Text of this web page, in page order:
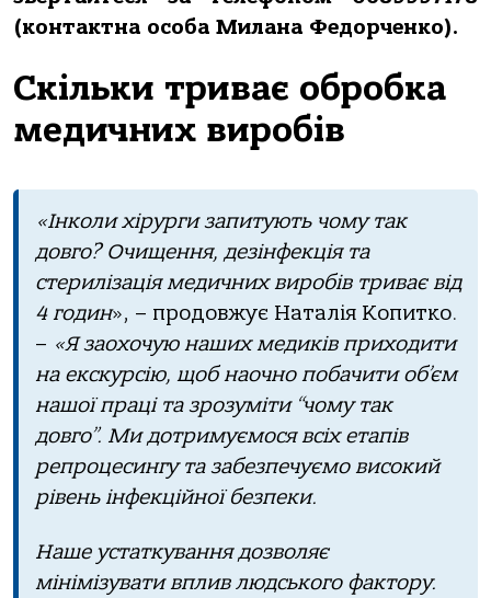
(контактна особа Милана Федорченко).
Скільки триває обробка
медичних виробів
«Інколи хірурги запитують чому так
довго? Очищення, дезінфекція та
стерилізація медичних виробів триває від
4 годин», – продовжує Наталія Копитко.
– «Я заохочую наших медиків приходити
на екскурсію, щоб наочно побачити об’єм
нашої праці та зрозуміти “чому так
довго”. Ми дотримуємося всіх етапів
репроцесингу та забезпечуємо високий
рівень інфекційної безпеки.
Наше устаткування дозволяє
мінімізувати вплив людського фактору.